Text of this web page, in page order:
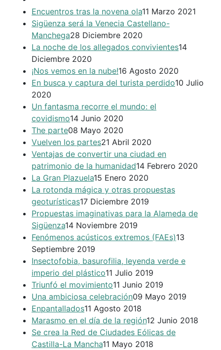
Encuentros tras la novena ola11 Marzo 2021
Sigüenza será la Venecia Castellano-
Manchega28 Diciembre 2020
La noche de los allegados convivientes14
Diciembre 2020
¡Nos vemos en la nube!16 Agosto 2020
En busca y captura del turista perdido10 Julio
2020
Un fantasma recorre el mundo: el
covidismo14 Junio 2020
The parte08 Mayo 2020
Vuelven los partes21 Abril 2020
Ventajas de convertir una ciudad en
patrimonio de la humanidad14 Febrero 2020
La Gran Plazuela15 Enero 2020
La rotonda mágica y otras propuestas
geoturísticas17 Diciembre 2019
Propuestas imaginativas para la Alameda de
Sigüenza14 Noviembre 2019
Fenómenos acústicos extremos (FAEs)13
Septiembre 2019
Insectofobia, basurofilia, leyenda verde e
imperio del plástico11 Julio 2019
Triunfó el movimiento11 Junio 2019
Una ambiciosa celebración09 Mayo 2019
Enpantallados11 Agosto 2018
Marasmo en el día de la región12 Junio 2018
Se crea la Red de Ciudades Eólicas de
Castilla-La Mancha11 Mayo 2018